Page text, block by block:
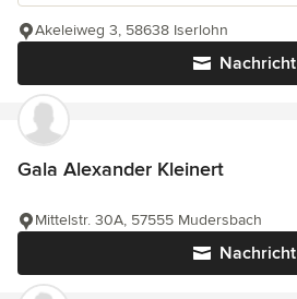
Nachricht
Akeleiweg 3, 58638 Iserlohn
Gala Alexander Kleinert
Nachricht
Mittelstr. 30A, 57555 Mudersbach